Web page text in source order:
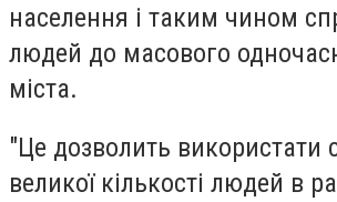
населення і таким чином
людей до масового
міста.
"Це дозволить використати
великої кількості людей в